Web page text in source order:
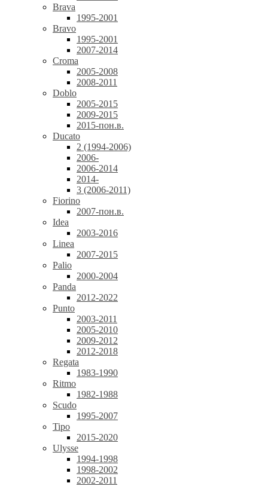
Brava
1995-2001
Bravo
1995-2001
2007-2014
Croma
2005-2008
2008-2011
Doblo
2005-2015
2009-2015
2015-пон.в.
Ducato
2 (1994-2006)
2006-
2006-2014
2014-
3 (2006-2011)
Fiorino
2007-пон.в.
Idea
2003-2016
Linea
2007-2015
Palio
2000-2004
Panda
2012-2022
Punto
2003-2011
2005-2010
2009-2012
2012-2018
Regata
1983-1990
Ritmo
1982-1988
Scudo
1995-2007
Tipo
2015-2020
Ulysse
1994-1998
1998-2002
2002-2011